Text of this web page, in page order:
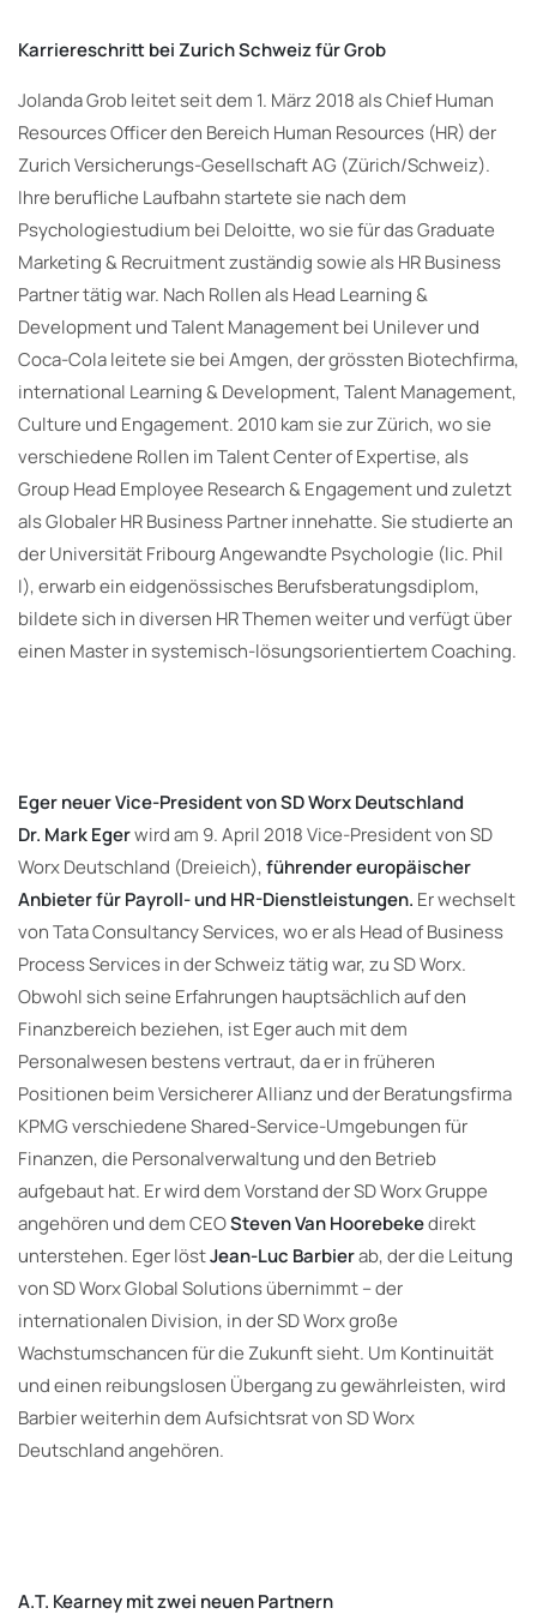
Karriereschritt bei Zurich Schweiz für Grob
Jolanda Grob leitet seit dem 1. März 2018 als Chief Human
Resources Officer den Bereich Human Resources (HR) der
Zurich Versicherungs-Gesellschaft AG (Zürich/Schweiz).
Ihre berufliche Laufbahn startete sie nach dem
Psychologiestudium bei Deloitte, wo sie für das Graduate
Marketing & Recruitment zuständig sowie als HR Business
Partner tätig war. Nach Rollen als Head Learning &
Development und Talent Management bei Unilever und
Coca-Cola leitete sie bei Amgen, der grössten Biotechfirma,
international Learning & Development, Talent Management,
Culture und Engagement. 2010 kam sie zur Zürich, wo sie
verschiedene Rollen im Talent Center of Expertise, als
Group Head Employee Research & Engagement und zuletzt
als Globaler HR Business Partner innehatte. Sie studierte an
der Universität Fribourg Angewandte Psychologie (lic. Phil
I), erwarb ein eidgenössisches Berufsberatungsdiplom,
bildete sich in diversen HR Themen weiter und verfügt über
einen Master in systemisch-lösungsorientiertem Coaching.
Eger neuer Vice-President von SD Worx Deutschland
Dr. Mark Egerwird am 9. April 2018 Vice-President von SD
Worx Deutschland (Dreieich),führender europäischer
Anbieter für Payroll- und HR-Dienstleistungen. Er wechselt
von Tata Consultancy Services, wo er als Head of Business
Process Services in der Schweiz tätig war, zu SD Worx.
Obwohl sich seine Erfahrungen hauptsächlich auf den
Finanzbereich beziehen, ist Eger auch mit dem
Personalwesen bestens vertraut, da er in früheren
Positionen beim Versicherer Allianz und der Beratungsfirma
KPMG verschiedene Shared-Service-Umgebungen für
Finanzen, die Personalverwaltung und den Betrieb
aufgebaut hat. Er wird dem Vorstand der SD Worx Gruppe
angehören und dem CEOSteven Van Hoorebekedirekt
unterstehen. Eger löstJean-Luc Barbierab, der die Leitung
von SD Worx Global Solutions übernimmt – der
internationalen Division, in der SD Worx große
Wachstumschancen für die Zukunft sieht. Um Kontinuität
und einen reibungslosen Übergang zu gewährleisten, wird
Barbier weiterhin dem Aufsichtsrat von SD Worx
Deutschland angehören.
A.T. Kearney mit zwei neuen Partnern